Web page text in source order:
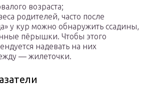
возраста;
родителей, часто после
у кур можно обнаружить ссадины,
пёрышки. Чтобы этого
надевать на них
— жилеточки.